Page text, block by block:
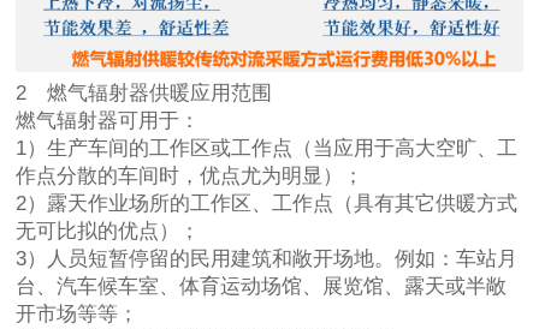
2 燃气辐射器供暖应用范围
燃气辐射器可用于：
1）生产车间的工作区或工作点（当应用于高大空旷、工
作点分散的车间时，优点尤为明显）；
2）露天作业场所的工作区、工作点（具有其它供暖方式
无可比拟的优点）；
3）人员短暂停留的民用建筑和敞开场地。例如：车站月
台、汽车候车室、体育运动场馆、展览馆、露天或半敞
开市场等等；